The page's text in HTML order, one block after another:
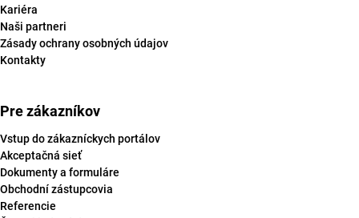
Kariéra
Naši partneri
Zásady ochrany osobných údajov
Kontakty
Pre zákazníkov
Vstup do zákazníckych portálov
Akceptačná sieť
Dokumenty a formuláre
Obchodní zástupcovia
Referencie